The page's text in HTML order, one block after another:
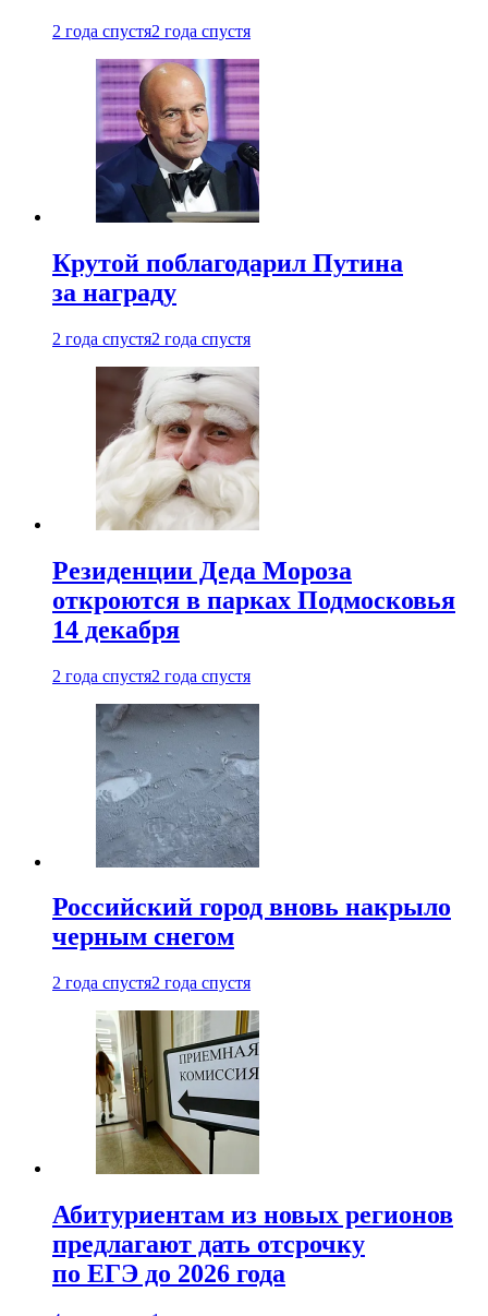
2 года спустя2 года спустя
Крутой поблагодарил Путина
за награду
2 года спустя2 года спустя
Резиденции Деда Мороза
откроются в парках Подмосковья
14 декабря
2 года спустя2 года спустя
Российский город вновь накрыло
черным снегом
2 года спустя2 года спустя
Абитуриентам из новых регионов
предлагают дать отсрочку
по ЕГЭ до 2026 года